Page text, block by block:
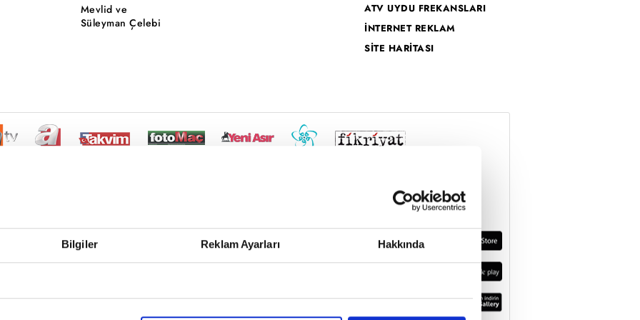
Bilgiler Reklam Ayarları Hakkında
Mevlid ve
Süleyman Çelebi
ATV UYDU FREKANSLARI
İNTERNET REKLAM
SİTE HARİTASI